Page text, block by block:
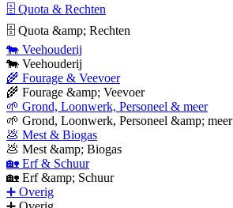
🗄 Quota & Rechten
🗄 Quota &amp; Rechten
🐄 Veehouderij
🐄 Veehouderij
🌾 Fourage & Veevoer
🌾 Fourage &amp; Veevoer
🌱 Grond, Loonwerk, Personeel & meer
🌱 Grond, Loonwerk, Personeel &amp; meer
💩 Mest & Biogas
💩 Mest &amp; Biogas
🏡 Erf & Schuur
🏡 Erf &amp; Schuur
➕ Overig